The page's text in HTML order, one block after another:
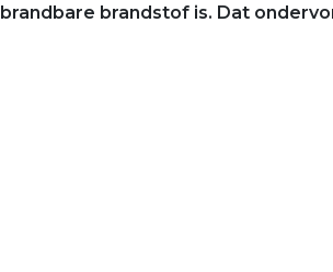
brandstof is. Dat